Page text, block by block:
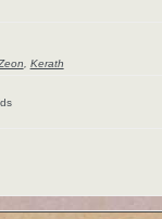
Kerath